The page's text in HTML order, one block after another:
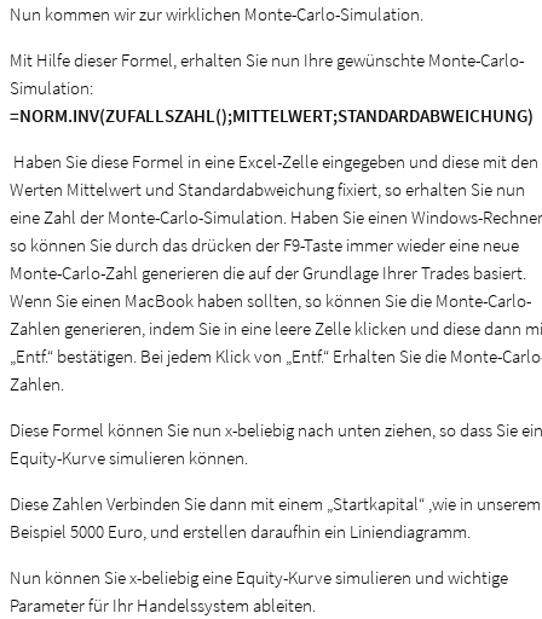
Nun kommen wir zur wirklichen Monte-Carlo-Simulation.
Mit Hilfe dieser Formel, erhalten Sie nun Ihre gewünschte Monte-Carlo-
Simulation:
=NORM.INV(ZUFALLSZAHL();MITTELWERT;STANDARDABWEICHUNG)
Haben Sie diese Formel in eine Excel-Zelle eingegeben und diese mit den
Werten Mittelwert und Standardabweichung fixiert, so erhalten Sie nun
eine Zahl der Monte-Carlo-Simulation. Haben Sie einen Windows-
so können Sie durch das drücken der F9-Taste immer wieder eine neue
Monte-Carlo-Zahl generieren die auf der Grundlage Ihrer Trades basiert.
Wenn Sie einen MacBook haben sollten, so können Sie die Monte-Carlo-
Zahlen generieren, indem Sie in eine leere Zelle klicken und diese dann
„Entf.“ bestätigen. Bei jedem Klick von „Entf.“ Erhalten Sie die Monte-
Zahlen.
Diese Formel können Sie nun x-beliebig nach unten ziehen, so dass Sie
Equity-Kurve simulieren können.
Diese Zahlen Verbinden Sie dann mit einem „Startkapital“ ,wie in unserem
Beispiel 5000 Euro, und erstellen daraufhin ein Liniendiagramm.
Nun können Sie x-beliebig eine Equity-Kurve simulieren und wichtige
Parameter für Ihr Handelssystem ableiten.